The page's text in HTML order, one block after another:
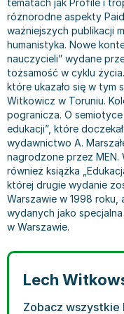
Bajki wiersze
Do kolorowania i
Kontrastowe obrazki
Kreatywne /
Poznawanie świata
Podręczniki szkolne
Edukacja
Liceum, Technikum
Szkoła podstawowa
Szkoły wyższe
Szkoła zawodowa
Książki: finanse,
Książki o gospodarce
Inne
Książki o marketingu
Książki o zarządzaniu
Historia - książki
Archeologia - książki
Historia Polski -
Historia świata -
II Wojna Światowa -
Książki militarne
Książki: Prawo
Inne
Książki: Prawo
Książki: Prawo
Książki: Prawo karne
Książki: pamiętniki,
Wywiady,
Komiksy
Komiksy dla dorosłych
Komiksy dla dzieci
Komiksy dla
Komiksy
Fantastyka, horror
Książki fantasy
Książki horrory
Science Fiction -
Książki kryminały
Książki z poezją,
Książki dramaty
Tomiki poezji
Książki o sztuce
Liceum i technikum
Podręczniki do 1
Podręczniki do 2
Podręczniki do 3
Podręczniki do klasy
Podręczniki do
Podręczniki do 1
Podręczniki do 2
Podręczniki do 3
Książki dla dzieci
Książki dla dzieci
Książki: bajki dla
Do kąpieli i zabawy
Kolorowanki i książki
Obrazki kontrastowe
Poznawanie świata
Książki o
Książki: Turystyka i
Albumy krajoznawcze
Albumy krajoznawcze
Albumy
Atlasy
Atlasy - Polska
Atlasy - świat
Globusy
Mapy
Mapy - Polska
Mapy - Świat
Przewodniki
Przewodniki
Książki: Zdrowie,
Książki: Rodzina,
Julian Tuwim
Bracia Grimm
Stephen King
Tanya Valko
Lauren Kate
Jan Brzechwa
E. L. James
Virginia C. Andrews
Waldemar Łysiak
Monika Szwaja
Camilla Läckberg
Jan Kochanowski
Henning Mankell
Beata Pawlikowska
Diana Palmer
Bear Grylls
tematach jak Profile i
różnorodne aspekty
ważniejszych publikacji
humanistyka. Nowe
nauczycieli” wydane
tożsamość w cyklu
które ukazało się w tym
Witkowicz w Toruniu.
pogranicza. O
edukacji”, które
wydawnictwo A.
nagrodzone przez
również książka
której drugie wydanie
Warszawie w 1998 roku,
wydanych jako
w Warszawie.
Lech
Zobacz wszystkie